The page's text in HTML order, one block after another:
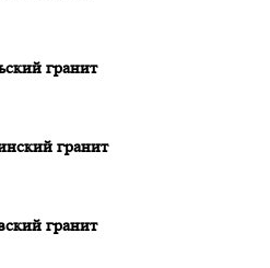
гранит
гранит
гранит